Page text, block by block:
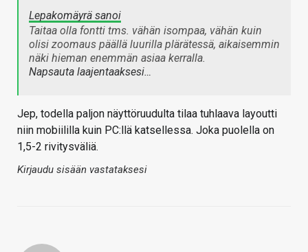
Lepakomäyrä sanoi
Taitaa olla fontti tms. vähän isompaa, vähän kuin
olisi zoomaus päällä luurilla plärätessä, aikaisemmin
näki hieman enemmän asiaa kerralla.
Napsauta laajentaaksesi…
Jep, todella paljon näyttöruudulta tilaa tuhlaava layoutti
niin mobiililla kuin PC:llä katsellessa. Joka puolella on
1,5-2 rivitysväliä.
Kirjaudu sisään vastataksesi